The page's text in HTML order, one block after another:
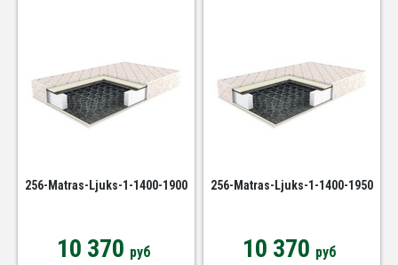
256-Matras-Ljuks-1-1400-1900
10 370 руб
256-Matras-Ljuks-1-1400-1950
10 370 руб